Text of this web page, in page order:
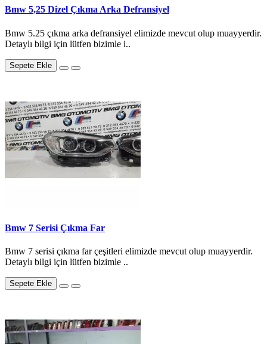
Bmw 5,25 Dizel Çıkma Arka Defransiyel
Bmw 5.25 çıkma arka defransiyel elimizde mevcut olup muayyerdir.
Detaylı bilgi için lütfen bizimle i..
Sepete Ekle
Bmw 7 Serisi Çıkma Far
Bmw 7 serisi çıkma far çeşitleri elimizde mevcut olup muayyerdir.
Detaylı bilgi için lütfen bizimle ..
Sepete Ekle